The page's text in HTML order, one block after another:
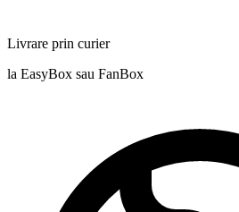
Livrare prin curier
la EasyBox sau FanBox